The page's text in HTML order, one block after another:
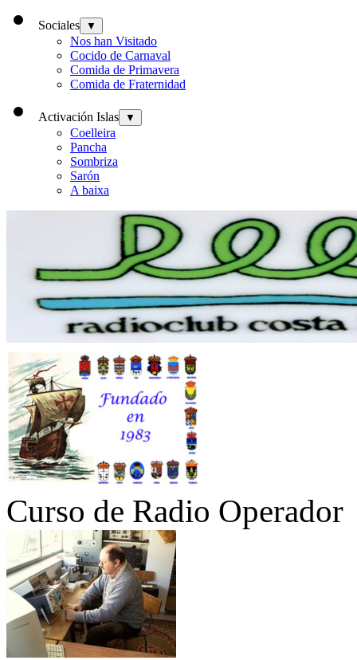
Sociales ▼
Nos han Visitado
Cocido de Carnaval
Comida de Primavera
Comida de Fraternidad
Activación Islas ▼
Coelleira
Pancha
Sombriza
Sarón
A baixa
Curso de Radio Operador